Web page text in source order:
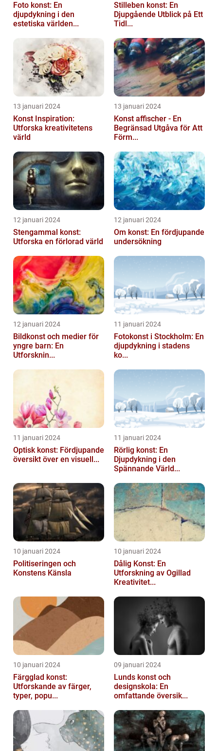
Foto konst: En
djupdykning i den
estetiska världen...
Stilleben konst: En
Djupgående Utblick på Ett
Tidl...
13 januari 2024
Konst Inspiration:
Utforska kreativitetens
värld
13 januari 2024
Konst affischer - En
Begränsad Utgåva för Att
Förm...
12 januari 2024
Stengammal konst:
Utforska en förlorad värld
12 januari 2024
Om konst: En fördjupande
undersökning
12 januari 2024
Bildkonst och medier för
yngre barn: En
Utforsknin...
11 januari 2024
Fotokonst i Stockholm: En
djupdykning i stadens
ko...
11 januari 2024
Optisk konst: Fördjupande
översikt över en visuell...
11 januari 2024
Rörlig konst: En
Djupdykning i den
Spännande Värld...
10 januari 2024
Politiseringen och
Konstens Känsla
10 januari 2024
Dålig Konst: En
Utforskning av Ogillad
Kreativitet...
10 januari 2024
Färgglad konst:
Utforskande av färger,
typer, popu...
09 januari 2024
Lunds konst och
designskola: En
omfattande översik...